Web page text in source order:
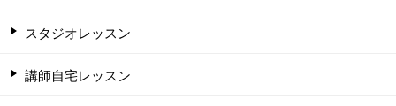
スタジオレッスン
講師自宅レッスン